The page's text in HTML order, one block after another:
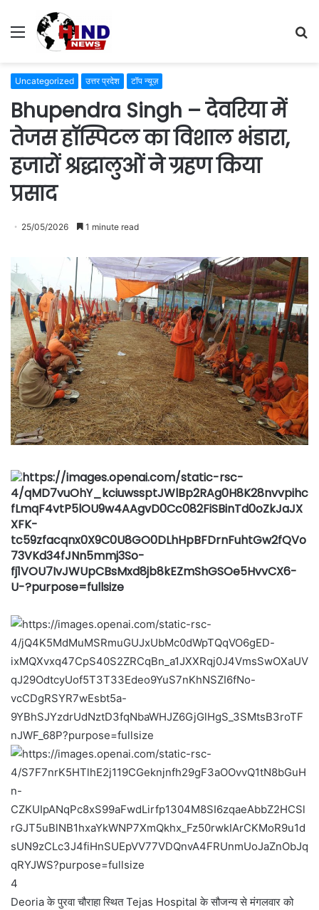
Menu
Uncategorized उत्तर प्रदेश टॉप न्यूज़
Bhupendra Singh – देवरिया में
तेजस हॉस्पिटल का विशाल भंडारा,
हजारों श्रद्धालुओं ने ग्रहण किया
प्रसाद
25/05/2026 1 minute read
4
Deoriaके पुरवा चौराहा स्थित Tejas Hospital के सौजन्य से मंगलवार को